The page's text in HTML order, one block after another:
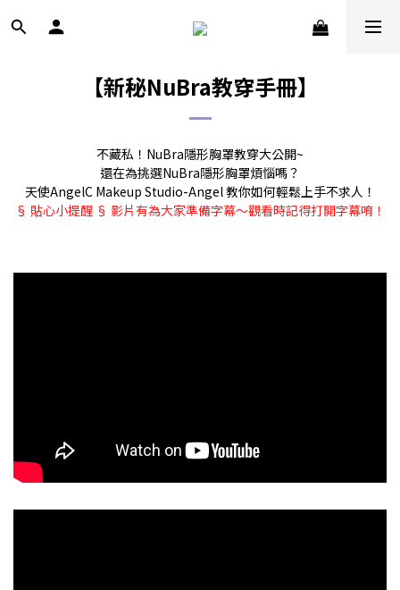
【新秘NuBra教穿手冊】
不藏私！NuBra隱形胸罩教穿大公開~
還在為挑選NuBra隱形胸罩煩惱嗎？
天使AngelC Makeup Studio-Angel 教你如何輕鬆上手不求人！
§ 貼心小提醒 § 影片有為大家準備字幕～觀看時記得打開字幕唷！